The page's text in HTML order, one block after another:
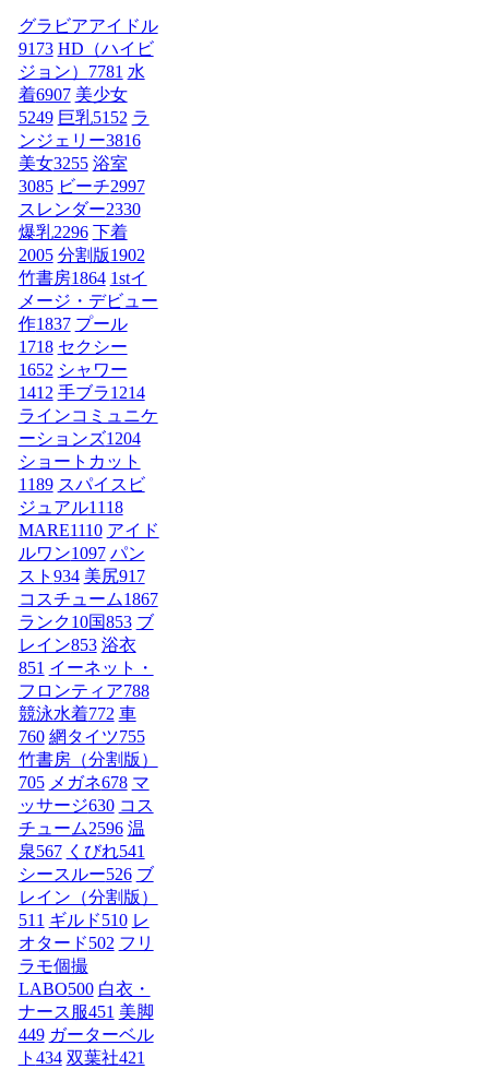
グラビアアイドル
9173 HD（ハイビ
ジョン） 7781 水
着6907 美少女
5249 巨乳5152 ラ
ンジェリー3816
美女3255 浴室
3085 ビーチ2997
スレンダー2330
爆乳2296 下着
2005 分割版1902
竹書房1864 1stイ
メージ・デビュー
作1837 プール
1718 セクシー
1652 シャワー
1412 手ブラ1214
ラインコミュニケ
ーションズ1204
ショートカット
1189 スパイスビ
ジュアル1118
MARE1110 アイド
ルワン1097 パン
スト 934 美尻917
コスチューム1867
ランク10国853 ブ
レイン853 浴衣
851 イーネット・
フロンティア788
競泳水着772 車
760 網タイツ755
竹書房（分割版）
705 メガネ678 マ
ッサージ630 コス
チューム2596 温
泉567 くびれ541
シースルー526 ブ
レイン（分割版）
511 ギルド510 レ
オタード502 フリ
ラモ個撮
LABO500 白衣・
ナース服451 美脚
449 ガーターベル
ト 434 双葉社421